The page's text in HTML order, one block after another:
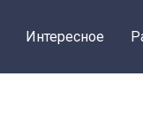
Интересное